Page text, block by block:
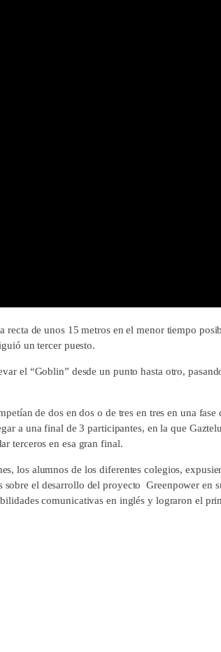
de unos 15 metros en el menor tiempo
un tercer puesto.
el “Goblin” desde un punto hasta otro,
de dos en dos o de tres en tres en una
a una final de 3 participantes, en la que
terceros en esa gran final.
los alumnos de los diferentes colegios,
sobre el desarrollo del proyecto Greenpower en
comunicativas en inglés y lograron el